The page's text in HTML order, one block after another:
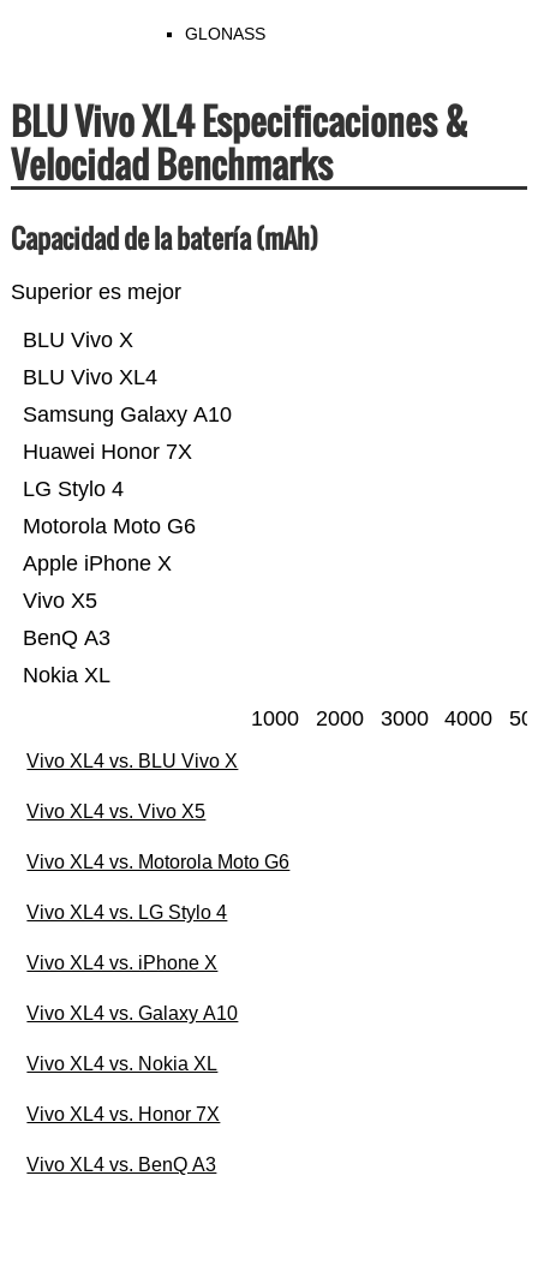
GLONASS
BLU Vivo XL4 Especificaciones &
Velocidad Benchmarks
Capacidad de la batería (mAh)
Superior es mejor
Nokia XL
BenQ A3
Vivo X5
Apple iPhone X
Motorola Moto G6
LG Stylo 4
Huawei Honor 7X
Samsung Galaxy A10
BLU Vivo XL4
BLU Vivo X
1000 2000 3000 4000
Vivo XL4 vs. BLU Vivo X
Vivo XL4 vs. Vivo X5
Vivo XL4 vs. Motorola Moto G6
Vivo XL4 vs. LG Stylo 4
Vivo XL4 vs. iPhone X
Vivo XL4 vs. Galaxy A10
Vivo XL4 vs. Nokia XL
Vivo XL4 vs. Honor 7X
Vivo XL4 vs. BenQ A3